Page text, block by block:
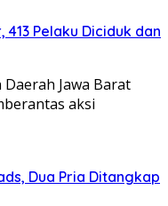
Pelaku Diciduk dan
Jawa Barat
aksi
Dua Pria Ditangkap